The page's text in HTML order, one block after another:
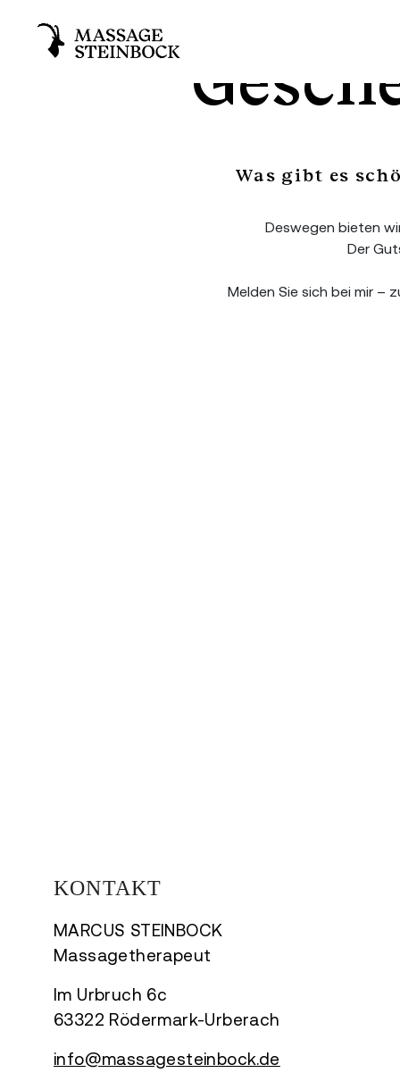
Was gibt es
Deswegen bieten
Der
Melden Sie sich bei mir –
KONTAKT
MARCUS STEINBOCK
Massagetherapeut
Im Urbruch 6c
63322 Rödermark-Urberach
info@massagesteinbock.de